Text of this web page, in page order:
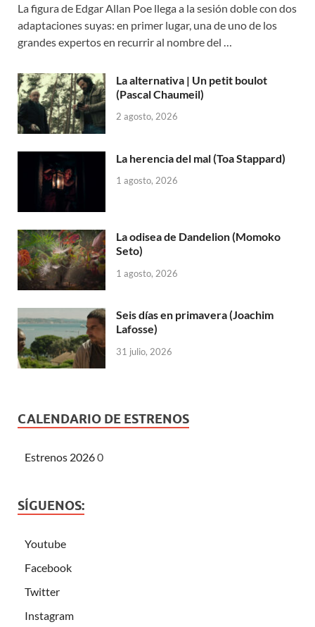
La figura de Edgar Allan Poe llega a la sesión doble con dos
adaptaciones suyas: en primer lugar, una de uno de los
grandes expertos en recurrir al nombre del …
La alternativa | Un petit boulot
(Pascal Chaumeil)
2 agosto, 2026
La herencia del mal (Toa Stappard)
1 agosto, 2026
La odisea de Dandelion (Momoko
Seto)
1 agosto, 2026
Seis días en primavera (Joachim
Lafosse)
31 julio, 2026
CALENDARIO DE ESTRENOS
Estrenos 20260
SÍGUENOS:
Youtube
Facebook
Twitter
Instagram